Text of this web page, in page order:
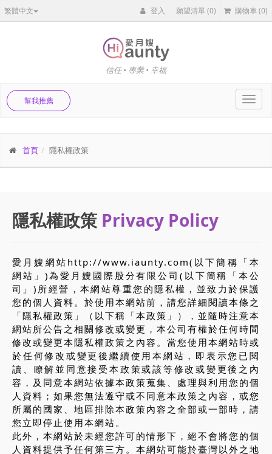
繁體中文 登入 願望清單(0) 購物車 (0)
信任 • 專業 • 幸福
幫我推薦
首頁 隱私權政策
隱私權政策 Privacy Policy
愛月嫂網站http://www.iaunty.com(以下簡稱「本
網站」)為愛月嫂國際股分有限公司(以下簡稱「本公
司」)所經營，本網站尊重您的隱私權，並致力於保護
您的個人資料。於使用本網站前，請您詳細閱讀本條之
「隱私權政策」（以下稱「本政策」），並隨時注意本
網站所公告之相關修改或變更，本公司有權於任何時間
修改或變更本隱私權政策之內容。當您使用本網站時或
於任何修改或變更後繼續使用本網站，即表示您已閱
讀、瞭解並同意接受本政策或該等修改或變更後之內
容，及同意本網站依據本政策蒐集、處理與利用您的個
人資料；如果您無法遵守或不同意本政策之內容，或您
所屬的國家、地區排除本政策內容之全部或一部時，請
您立即停止使用本網站。
此外，本網站於未經您許可的情形下，絕不會將您的個
人資料提供予任何第三方。本網站可能於臺灣以外之地